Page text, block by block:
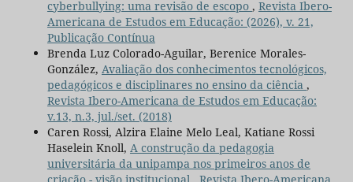
cyberbullying: uma revisão de escopo , Revista Ibero-
Americana de Estudos em Educação: (2026), v. 21,
Publicação Contínua
Brenda Luz Colorado-Aguilar, Berenice Morales-
González, Avaliação dos conhecimentos tecnológicos,
pedagógicos e disciplinares no ensino da ciência ,
Revista Ibero-Americana de Estudos em Educação:
v.13, n.3, jul./set. (2018)
Caren Rossi, Alzira Elaine Melo Leal, Katiane Rossi
Haselein Knoll, A construção da pedagogia
universitária da unipampa nos primeiros anos de